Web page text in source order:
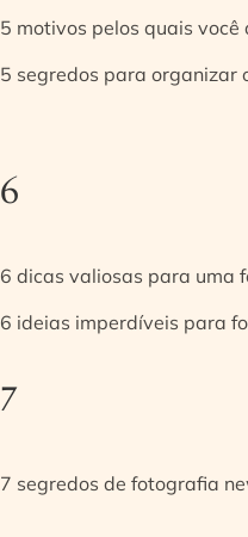
5 motivos pelos quais
5 segredos para organizar
6
6 dicas valiosas para uma
6 ideias imperdíveis para
7
7 segredos de fotografia